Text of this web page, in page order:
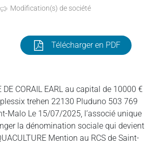
Modification(s) de société
Télécharger en PDF
DE CORAIL EARL au capital de 10000 €
trehen 22130 Pluduno 503 769
Malo Le 15/07/2025, l’associé unique
la dénomination sociale qui devient
Mention au RCS de Saint-